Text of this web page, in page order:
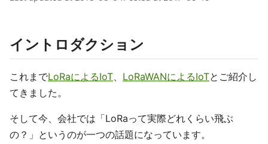
イントロダクション
これまでLoRaによるIoT、 LoRaWANによるIoTとご紹介し
てきました。
そして今、会社では「LoRaって実際どれくらい飛ぶ
の？」というのが一つの話題になっています。